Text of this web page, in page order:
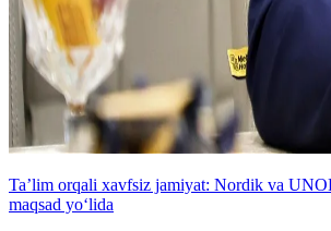
Taʼlim orqali xavfsiz jamiyat: Nordik va
maqsad yo‘lida